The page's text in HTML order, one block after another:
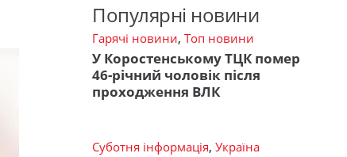
Популярні новини
Гарячі новини, Топ новини
У Коростенському ТЦК помер
46-річний чоловік після
проходження ВЛК
Суботня інформація, Україна